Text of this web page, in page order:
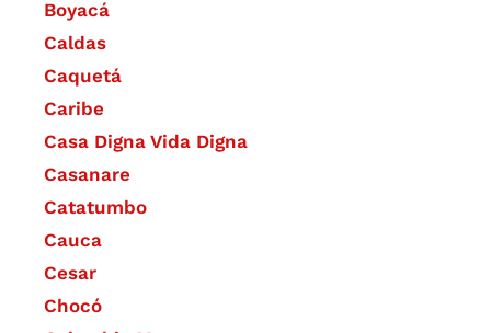
Boyacá
Caldas
Caquetá
Caribe
Casa Digna Vida Digna
Casanare
Catatumbo
Cauca
Cesar
Chocó